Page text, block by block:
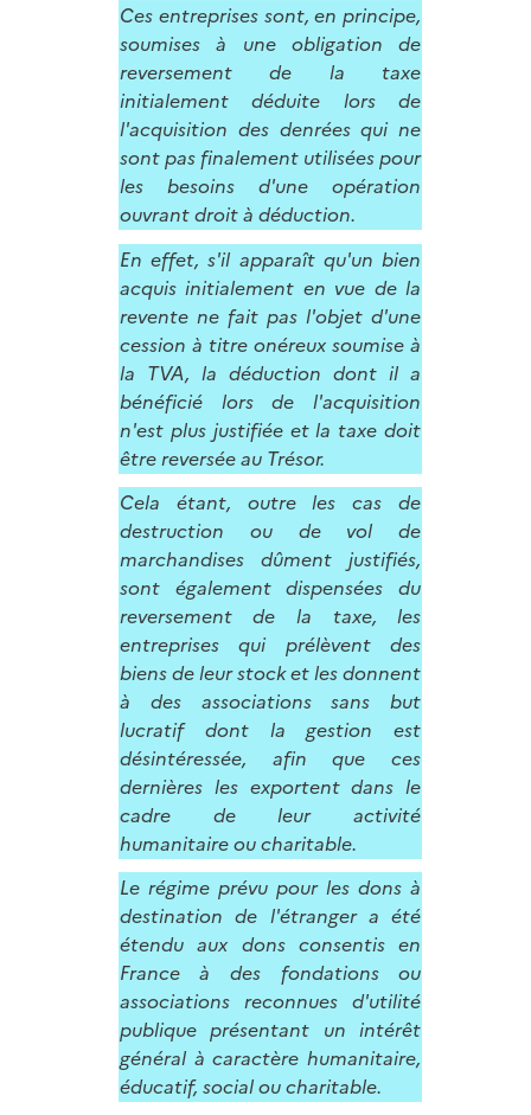
Ces entreprises sont, en principe,
soumises à une obligation de
reversement de la taxe
initialement déduite lors de
l'acquisition des denrées qui ne
sont pas finalement utilisées pour
les besoins d'une opération
ouvrant droit à déduction.
En effet, s'il apparaît qu'un bien
acquis initialement en vue de la
revente ne fait pas l'objet d'une
cession à titre onéreux soumise à
la TVA, la déduction dont il a
bénéficié lors de l'acquisition
n'est plus justifiée et la taxe doit
être reversée au Trésor.
Cela étant, outre les cas de
destruction ou de vol de
marchandises dûment justifiés,
sont également dispensées du
reversement de la taxe, les
entreprises qui prélèvent des
biens de leur stock et les donnent
à des associations sans but
lucratif dont la gestion est
désintéressée, afin que ces
dernières les exportent dans le
cadre de leur activité
humanitaire ou charitable.
Le régime prévu pour les dons à
destination de l'étranger a été
étendu aux dons consentis en
France à des fondations ou
associations reconnues d'utilité
publique présentant un intérêt
général à caractère humanitaire,
éducatif, social ou charitable.